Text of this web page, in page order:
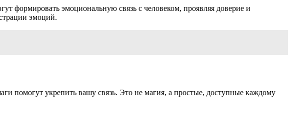
формировать эмоциональную связь с человеком, проявляя доверие и
эмоций.
помогут укрепить вашу связь. Это не магия, а простые, доступные каждому